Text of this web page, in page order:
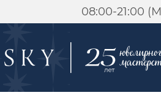
08:00-21:00